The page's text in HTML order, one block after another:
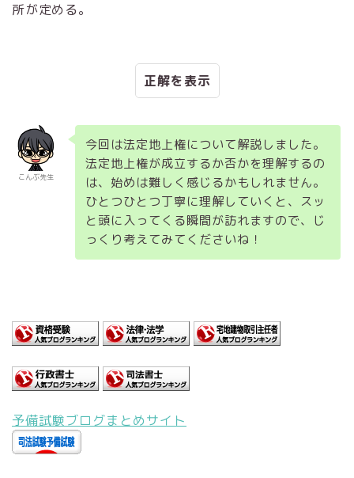
所が定める。
正解
抵当権 建物 地上権 地代
こんぶ先生
今回は法定地上権について解説しました。
法定地上権が成立するか否かを理解するの
は、始めは難しく感じるかもしれません。
ひとつひとつ丁寧に理解していくと、スッ
と頭に入ってくる瞬間が訪れますので、じ
っくり考えてみてくださいね！
予備試験ブログまとめサイト